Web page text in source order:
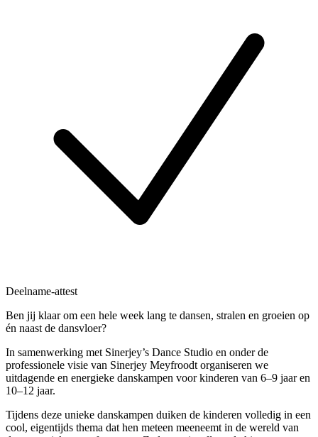
Deelname-attest
Ben jij klaar om een hele week lang te dansen, stralen en groeien op
én naast de dansvloer?
In samenwerking met Sinerjey’s Dance Studio en onder de
professionele visie van Sinerjey Meyfroodt organiseren we
uitdagende en energieke danskampen voor kinderen van 6–9 jaar en
10–12 jaar.
Tijdens deze unieke danskampen duiken de kinderen volledig in een
cool, eigentijds thema dat hen meteen meeneemt in de wereld van